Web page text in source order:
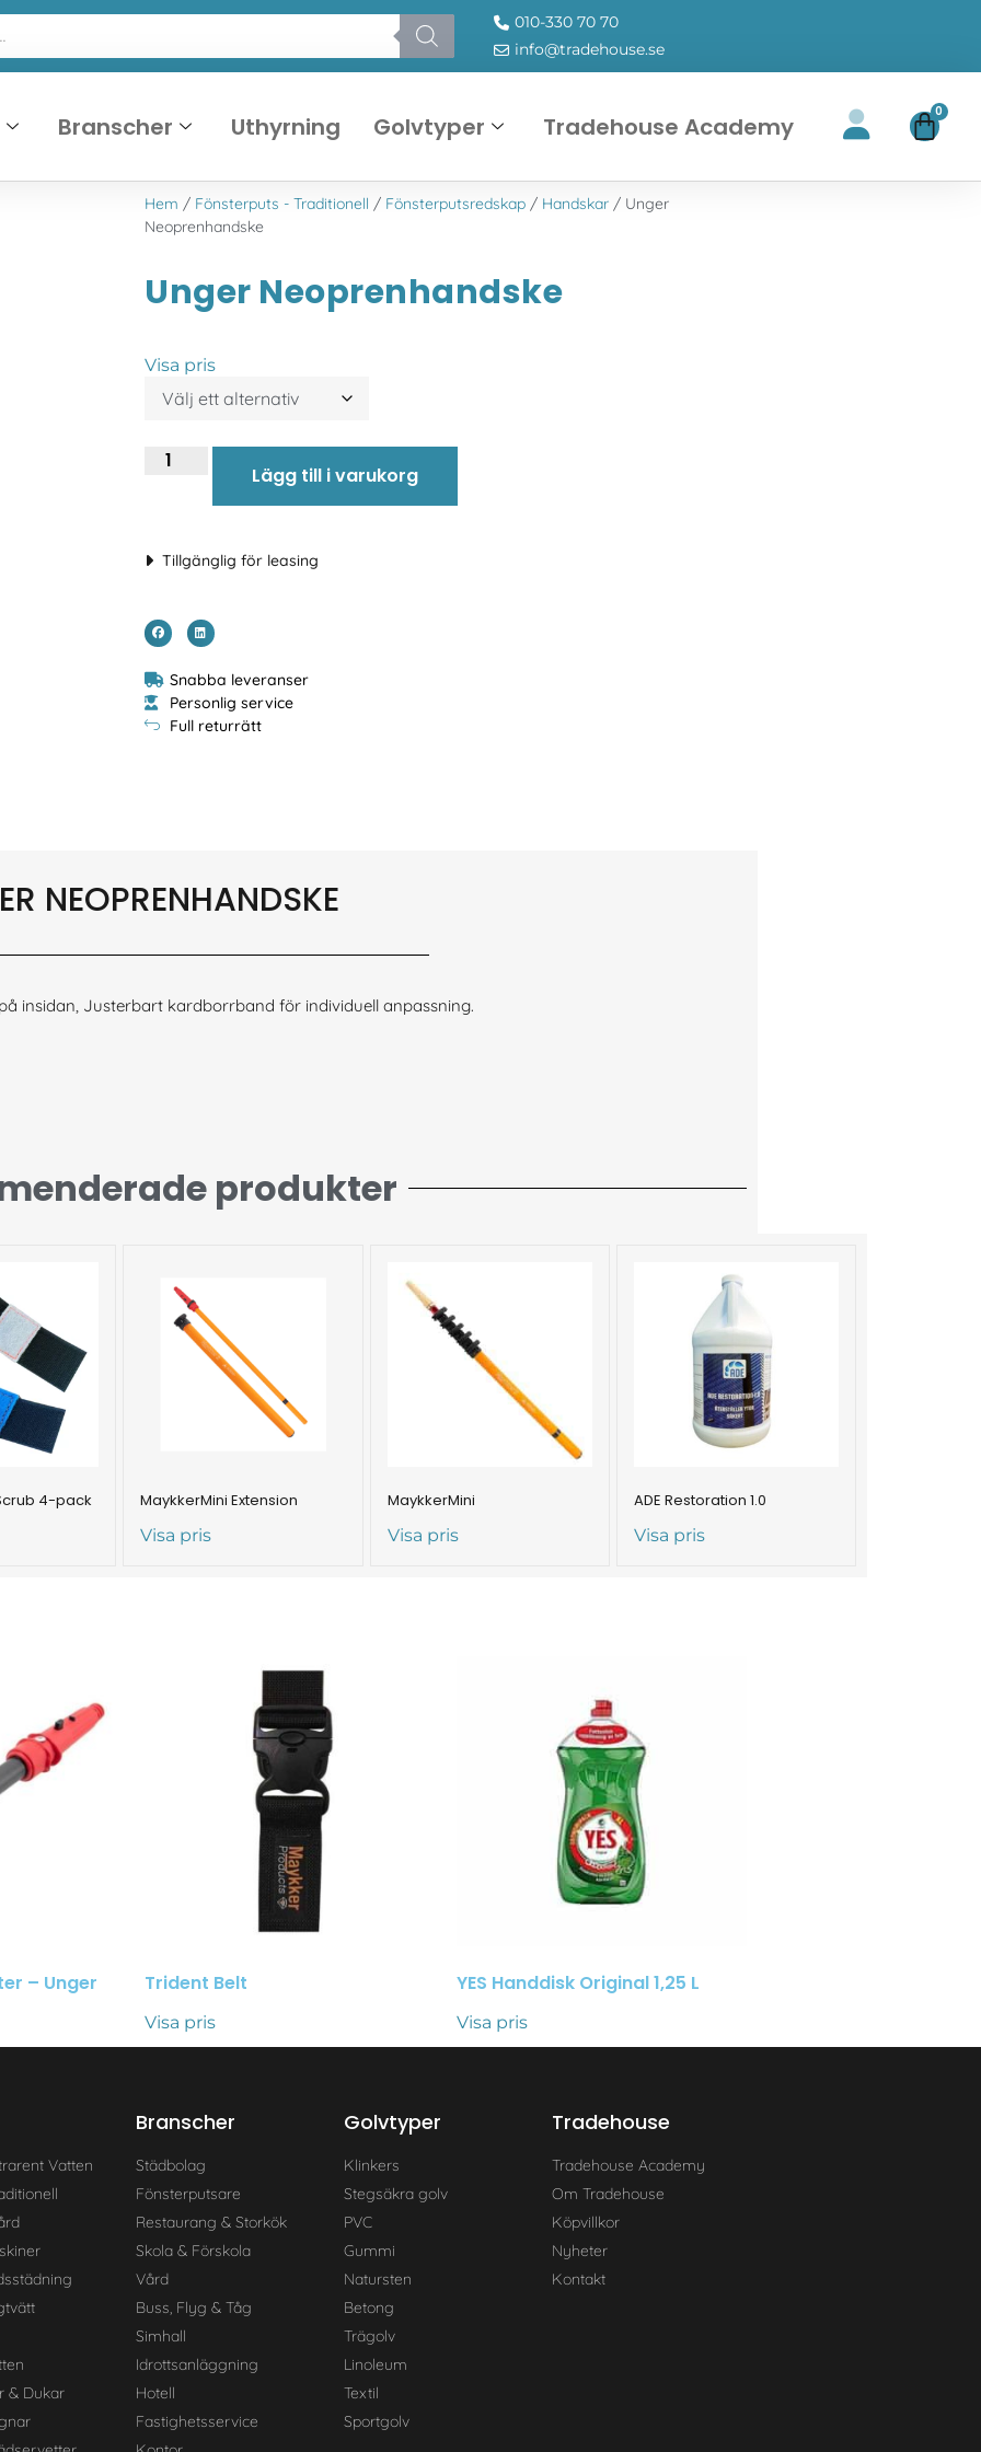
010-330 70 70
info@tradehouse.se
Branscher Uthyrning Golvtyper Tradehouse Academy 0
Hem / Fönsterputs - Traditionell / Fönsterputsredskap / Handskar / Unger
Neoprenhandske
Unger Neoprenhandske
Visa pris
Lägg till i varukorg
Tillgänglig för leasing
Snabba leveranser
Personlig service
Full returrätt
NEOPRENHANDSKE
insidan, Justerbart kardborrband för individuell anpassning.
produkter
4-pack
MaykkerMini Extension
Visa pris
MaykkerMini
Visa pris
ADE Restoration 1.0
Visa pris
– Unger Trident Belt
Visa pris
YES Handdisk Original 1,25 L
Visa pris
Vatten
& Dukar
Branscher
Städbolag
Fönsterputsare
Restaurang & Storkök
Skola & Förskola
Vård
Buss, Flyg & Tåg
Simhall
Idrottsanläggning
Hotell
Fastighetsservice
Golvtyper
Klinkers
Stegsäkra golv
PVC
Gummi
Natursten
Betong
Trägolv
Linoleum
Textil
Sportgolv
Tradehouse
Tradehouse Academy
Om Tradehouse
Köpvillkor
Nyheter
Kontakt